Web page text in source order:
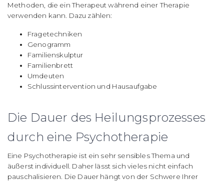
Methoden, die ein Therapeut während einer Therapie
verwenden kann. Dazu zählen:
Fragetechniken
Genogramm
Familienskulptur
Familienbrett
Umdeuten
Schlussintervention und Hausaufgabe
Die Dauer des Heilungsprozesses
durch eine Psychotherapie
Eine Psychotherapie ist ein sehr sensibles Thema und
äußerst individuell. Daher lässt sich vieles nicht einfach
pauschalisieren. Die Dauer hängt von der Schwere Ihrer